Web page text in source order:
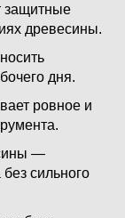
защитные
древесины.
дня.
ровное и
—
без сильного